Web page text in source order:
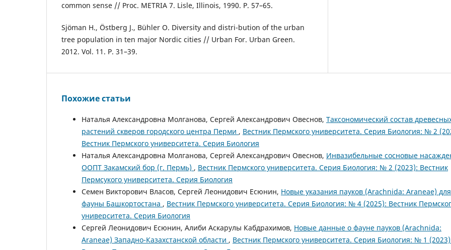
common sense // Proc. METRIA 7. Lisle, Illinois, 1990. P. 57–65.
Sjöman H., Östberg J., Bühler O. Diversity and distri-bution of the urban
tree population in ten major Nordic cities // Urban For. Urban Green.
2012. Vol. 11. P. 31–39.
Похожие статьи
Наталья Александровна Молганова, Сергей Александрович Овеснов, Таксономический состав
растений скверов городского центра Перми , Вестник Пермского университета. Серия Биология: № 2
Вестник Пермского университета. Серия Биология
Наталья Александровна Молганова, Сергей Александрович Овеснов, Инвазибельные сосновые
ООПТ Закамский бор (г. Пермь) , Вестник Пермского университета. Серия Биология: № 2 (2023): Вестник
Пермсукого университета. Серия Биология
Семен Викторович Власов, Сергей Леонидович Есюнин, Новые указания пауков (Arachnida: Araneae) для
фауны Башкортостана , Вестник Пермского университета. Серия Биология: № 4 (2025): Вестник
университета. Серия Биология
Сергей Леонидович Есюнин, Алиби Аскарулы Кабдрахимов, Новые данные о фауне пауков (Arachnida:
Araneae) Западно-Казахстанской области , Вестник Пермского университета. Серия Биология: № 1